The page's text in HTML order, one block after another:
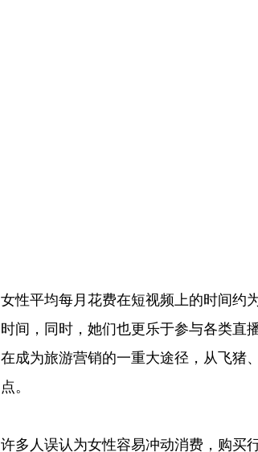
女性平均每月花费在短视频上的时间约
时间，同时，她们也更乐于参与各类直
在成为旅游营销的一重大途径，从飞猪
点。
许多人误认为女性容易冲动消费，购买